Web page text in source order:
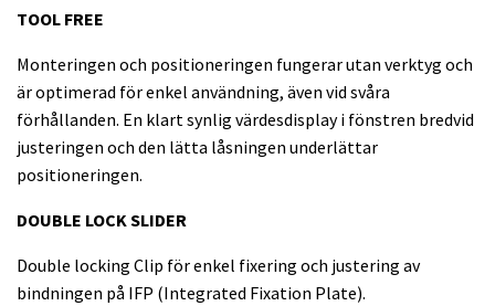
TOOL FREE
Monteringen och positioneringen fungerar utan verktyg och
är optimerad för enkel användning, även vid svåra
förhållanden. En klart synlig värdesdisplay i fönstren bredvid
justeringen och den lätta låsningen underlättar
positioneringen.
DOUBLE LOCK SLIDER
Double locking Clip för enkel fixering och justering av
bindningen på IFP (Integrated Fixation Plate).